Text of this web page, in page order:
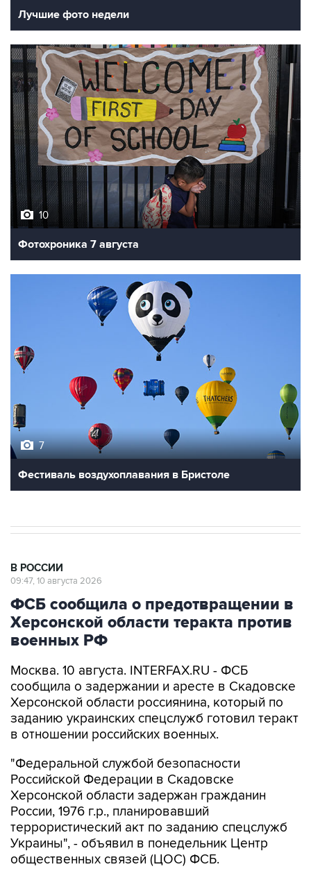
Лучшие фото недели
10
Фотохроника 7 августа
7
Фестиваль воздухоплавания в Бристоле
В РОССИИ
09:47, 10 августа 2026
ФСБ сообщила о предотвращении в
Херсонской области теракта против
военных РФ
Москва. 10 августа. INTERFAX.RU - ФСБ
сообщила о задержании и аресте в Скадовске
Херсонской области россиянина, который по
заданию украинских спецслужб готовил теракт
в отношении российских военных.
"Федеральной службой безопасности
Российской Федерации в Скадовске
Херсонской области задержан гражданин
России, 1976 г.р., планировавший
террористический акт по заданию спецслужб
Украины", - объявил в понедельник Центр
общественных связей (ЦОС) ФСБ.